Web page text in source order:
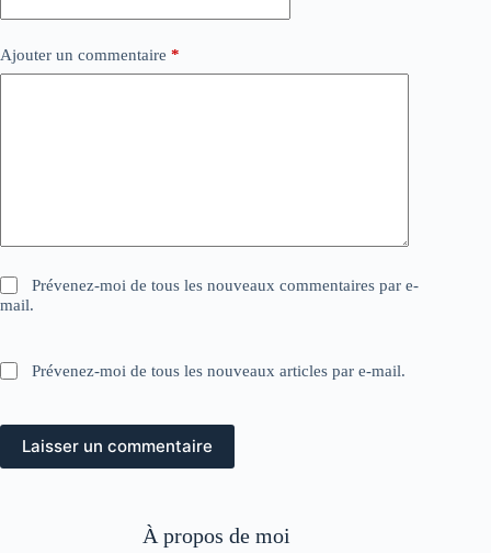
Ajouter un commentaire *
Prévenez-moi de tous les nouveaux commentaires par e-
mail.
Prévenez-moi de tous les nouveaux articles par e-mail.
Laisser un commentaire
À propos de moi